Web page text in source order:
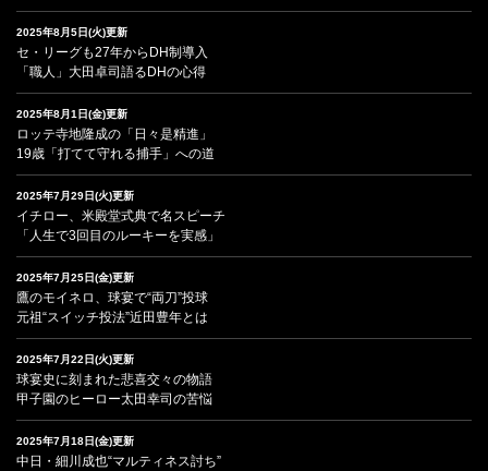
2025年8月5日(火)更新
セ・リーグも27年からDH制導入
「職人」大田卓司語るDHの心得
2025年8月1日(金)更新
ロッテ寺地隆成の「日々是精進」
19歳「打てて守れる捕手」への道
2025年7月29日(火)更新
イチロー、米殿堂式典で名スピーチ
「人生で3回目のルーキーを実感」
2025年7月25日(金)更新
鷹のモイネロ、球宴で“両刀”投球
元祖“スイッチ投法”近田豊年とは
2025年7月22日(火)更新
球宴史に刻まれた悲喜交々の物語
甲子園のヒーロー太田幸司の苦悩
2025年7月18日(金)更新
中日・細川成也“マルティネス討ち”